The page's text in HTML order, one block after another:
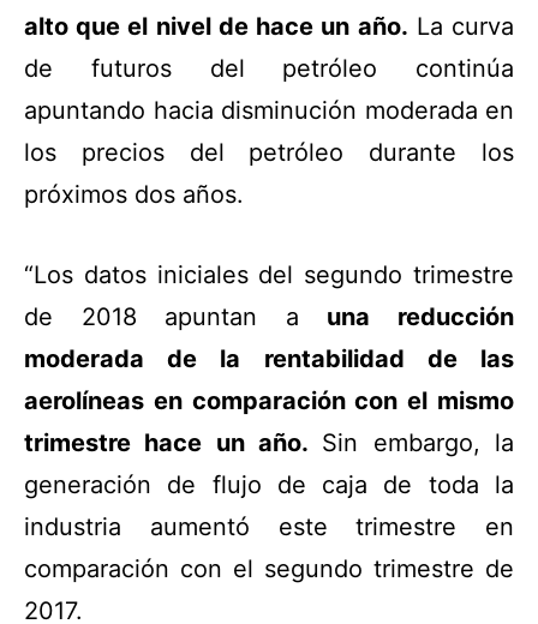
alto que el nivel de hace un año. La curva
de futuros del petróleo continúa
apuntando hacia disminución moderada en
los precios del petróleo durante los
próximos dos años.
“Los datos iniciales del segundo trimestre
de 2018 apuntan a una reducción
moderada de la rentabilidad de las
aerolíneas en comparación con el mismo
trimestre hace un año. Sin embargo, la
generación de flujo de caja de toda la
industria aumentó este trimestre en
comparación con el segundo trimestre de
2017.